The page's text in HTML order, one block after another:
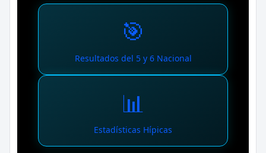
🎯
Resultados del 5 y 6 Nacional
📊
Estadísticas Hípicas